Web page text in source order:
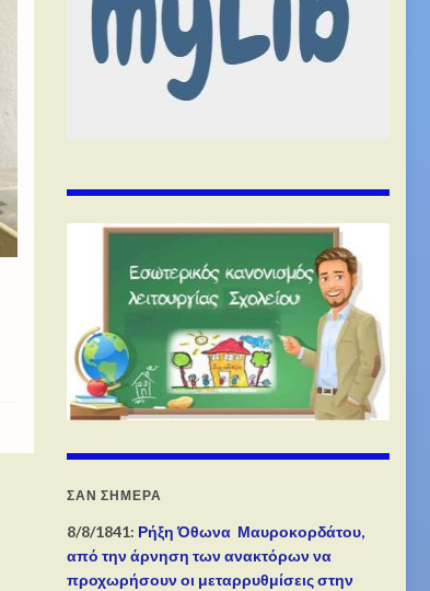
ΣΑΝ ΣΉΜΕΡΑ
8/8/1841: Ρήξη Όθωνα  Μαυροκορδάτου,
από την άρνηση των ανακτόρων να
προχωρήσουν οι μεταρρυθμίσεις στην